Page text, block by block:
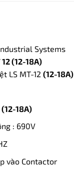
Systems
(12-18A)
LS MT-12 (12-18A)
(12-18A)
: 690V
vào Contactor